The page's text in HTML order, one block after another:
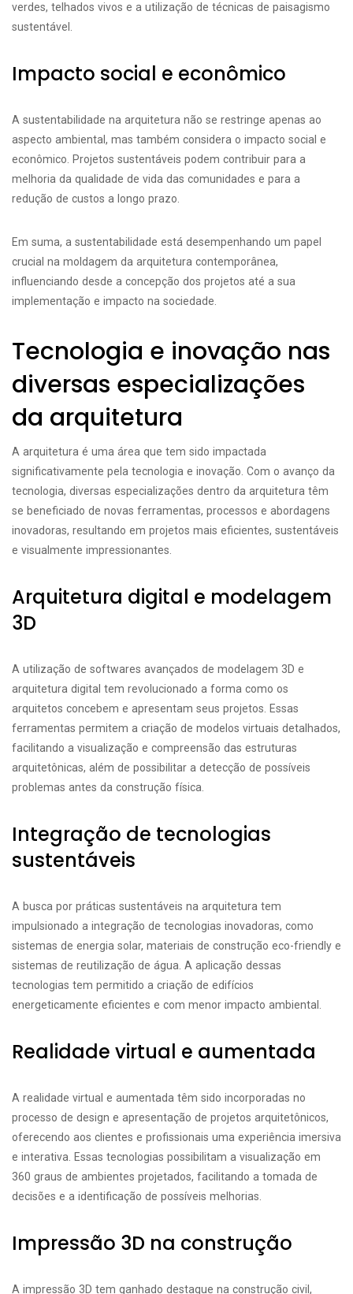
verdes, telhados vivos e a utilização de técnicas de paisagismo
sustentável.
Impacto social e econômico
A sustentabilidade na arquitetura não se restringe apenas ao
aspecto ambiental, mas também considera o impacto social e
econômico. Projetos sustentáveis podem contribuir para a
melhoria da qualidade de vida das comunidades e para a
redução de custos a longo prazo.
Em suma, a sustentabilidade está desempenhando um papel
crucial na moldagem da arquitetura contemporânea,
influenciando desde a concepção dos projetos até a sua
implementação e impacto na sociedade.
Tecnologia e inovação nas
diversas especializações
da arquitetura
A arquitetura é uma área que tem sido impactada
significativamente pela tecnologia e inovação. Com o avanço da
tecnologia, diversas especializações dentro da arquitetura têm
se beneficiado de novas ferramentas, processos e abordagens
inovadoras, resultando em projetos mais eficientes, sustentáveis
e visualmente impressionantes.
Arquitetura digital e modelagem
3D
A utilização de softwares avançados de modelagem 3D e
arquitetura digital tem revolucionado a forma como os
arquitetos concebem e apresentam seus projetos. Essas
ferramentas permitem a criação de modelos virtuais detalhados,
facilitando a visualização e compreensão das estruturas
arquitetônicas, além de possibilitar a detecção de possíveis
problemas antes da construção física.
Integração de tecnologias
sustentáveis
A busca por práticas sustentáveis na arquitetura tem
impulsionado a integração de tecnologias inovadoras, como
sistemas de energia solar, materiais de construção eco-friendly e
sistemas de reutilização de água. A aplicação dessas
tecnologias tem permitido a criação de edifícios
energeticamente eficientes e com menor impacto ambiental.
Realidade virtual e aumentada
A realidade virtual e aumentada têm sido incorporadas no
processo de design e apresentação de projetos arquitetônicos,
oferecendo aos clientes e profissionais uma experiência imersiva
e interativa. Essas tecnologias possibilitam a visualização em
360 graus de ambientes projetados, facilitando a tomada de
decisões e a identificação de possíveis melhorias.
Impressão 3D na construção
A impressão 3D tem ganhado destaque na construção civil,